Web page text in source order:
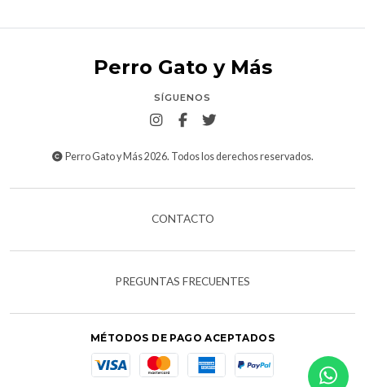
Perro Gato y Más
SÍGUENOS
Perro Gato y Más 2026. Todos los derechos reservados.
CONTACTO
PREGUNTAS FRECUENTES
MÉTODOS DE PAGO ACEPTADOS